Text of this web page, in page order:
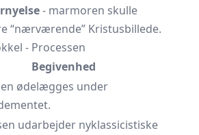
- marmoren skulle
“nærværende” Kristusbillede.
- Processen
Begivenhed
ødelægges under
udarbejder nyklassicistiske